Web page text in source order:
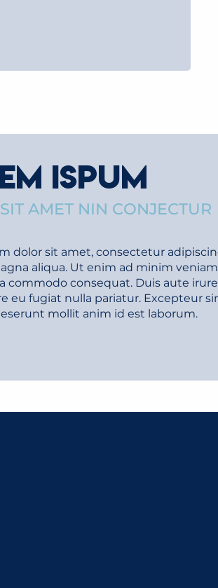
ISPUM
AMET NIN CONJECTUR
dolor sit amet, consectetur
aliqua. Ut enim ad minim
commodo consequat. Duis aute
eu fugiat nulla pariatur. Excepteur
mollit anim id est laborum.